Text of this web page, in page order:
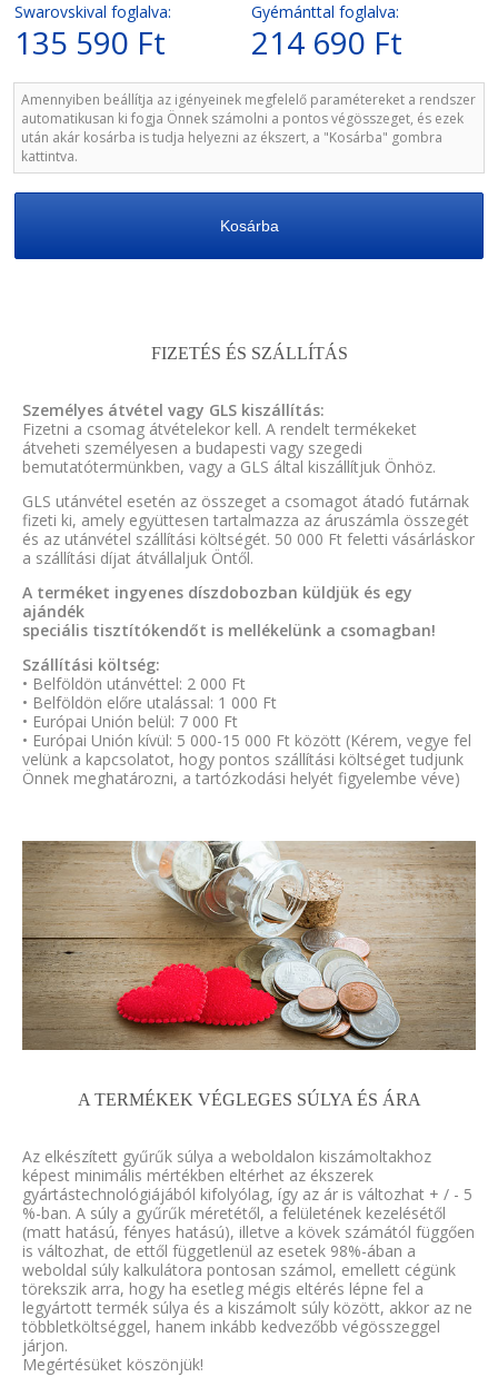
Swarovskival foglalva:
135 590 Ft
Gyémánttal foglalva:
214 690 Ft
Amennyiben beállítja az igényeinek megfelelő paramétereket a rendszer
automatikusan ki fogja Önnek számolni a pontos végösszeget, és ezek
után akár kosárba is tudja helyezni az ékszert, a "Kosárba" gombra
kattintva.
Kosárba
FIZETÉS ÉS SZÁLLÍTÁS
Személyes átvétel vagy GLS kiszállítás:
Fizetni a csomag átvételekor kell. A rendelt termékeket
átveheti személyesen a budapesti vagy szegedi
bemutatótermünkben, vagy a GLS által kiszállítjuk Önhöz.
GLS utánvétel esetén az összeget a csomagot átadó futárnak
fizeti ki, amely együttesen tartalmazza az áruszámla összegét
és az utánvétel szállítási költségét. 50 000 Ft feletti vásárláskor
a szállítási díjat átvállaljuk Öntől.
A terméket ingyenes díszdobozban küldjük és egy
ajándék
speciális tisztítókendőt is mellékelünk a csomagban!
Szállítási költség:
• Belföldön utánvéttel: 2 000 Ft
• Belföldön előre utalással: 1 000 Ft
• Európai Unión belül: 7 000 Ft
• Európai Unión kívül: 5 000-15 000 Ft között (Kérem, vegye fel
velünk a kapcsolatot, hogy pontos szállítási költséget tudjunk
Önnek meghatározni, a tartózkodási helyét figyelembe véve)
A TERMÉKEK VÉGLEGES SÚLYA ÉS ÁRA
Az elkészített gyűrűk súlya a weboldalon kiszámoltakhoz
képest minimális mértékben eltérhet az ékszerek
gyártástechnológiájából kifolyólag, így az ár is változhat + / - 5
%-ban. A súly a gyűrűk méretétől, a felületének kezelésétől
(matt hatású, fényes hatású), illetve a kövek számától függően
is változhat, de ettől függetlenül az esetek 98%-ában a
weboldal súly kalkulátora pontosan számol, emellett cégünk
törekszik arra, hogy ha esetleg mégis eltérés lépne fel a
legyártott termék súlya és a kiszámolt súly között, akkor az ne
többletköltséggel, hanem inkább kedvezőbb végösszeggel
járjon.
Megértésüket köszönjük!